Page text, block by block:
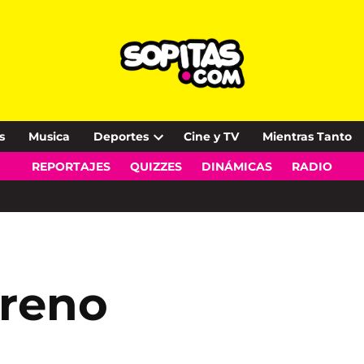
Musica Deportes
Open
dropdown
Cine y TV Mientras Tanto
REPORTAJES QUIZZES DINÁMICAS RADIO